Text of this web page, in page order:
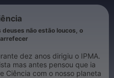
deuses não estão loucos, o
dez anos dirigiu o IPMA.
mas antes pensou que ia
Ciência com o nosso planeta